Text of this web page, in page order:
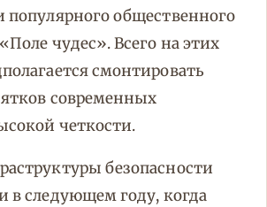
популярного общественного
чудес». Всего на этих
смонтировать
современных
четкости.
безопасности
в следующем году, когда